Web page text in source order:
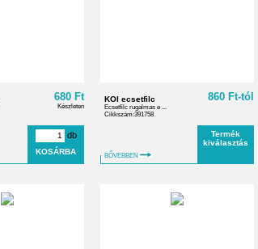
680 Ft
Készleten
db
KOI ecsetfilc
Ecsetfilc rugalmas e ...
Cikkszám:391758
BŐVEBBEN
860 Ft-tól
Termék
kiválasztás